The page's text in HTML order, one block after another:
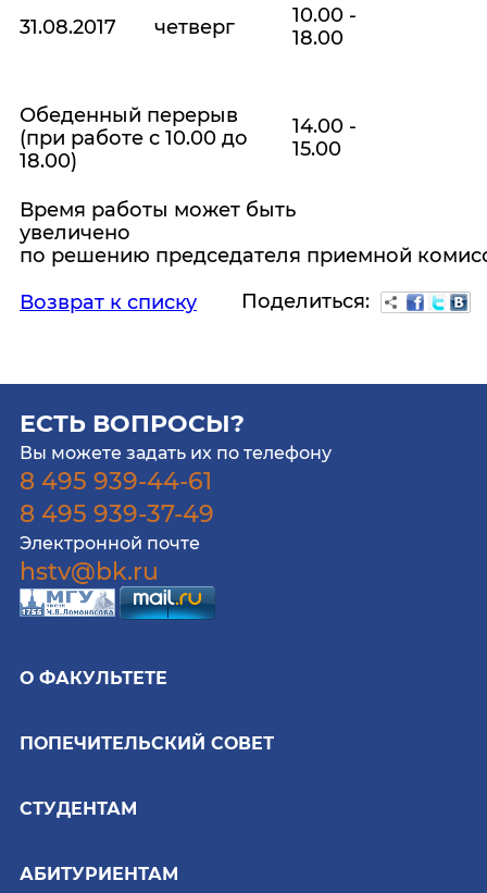
31.08.2017
четверг
10.00 -
18.00
Обеденный перерыв
(при работе с 10.00 до
18.00)
14.00 -
15.00
Время работы может быть
увеличено
по решению председателя приемной
Возврат к списку
Поделиться:
ЕСТЬ ВОПРОСЫ?
Вы можете задать их по телефону
8 495 939-44-61
8 495 939-37-49
Электронной почте
hstv@bk.ru
О ФАКУЛЬТЕТЕ
ПОПЕЧИТЕЛЬСКИЙ СОВЕТ
СТУДЕНТАМ
АБИТУРИЕНТАМ